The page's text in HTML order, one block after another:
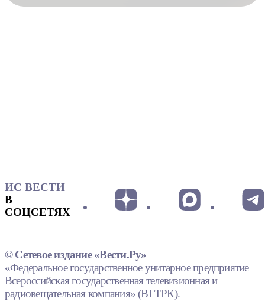
ИС ВЕСТИ
В
СОЦСЕТЯХ
© Сетевое издание «Вести.Ру»
«Федеральное государственное унитарное предприятие
Всероссийская государственная телевизионная и
радиовещательная компания» (ВГТРК).